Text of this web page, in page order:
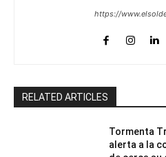
https://
RELATED ARTICLES
Tormenta
alerta a la